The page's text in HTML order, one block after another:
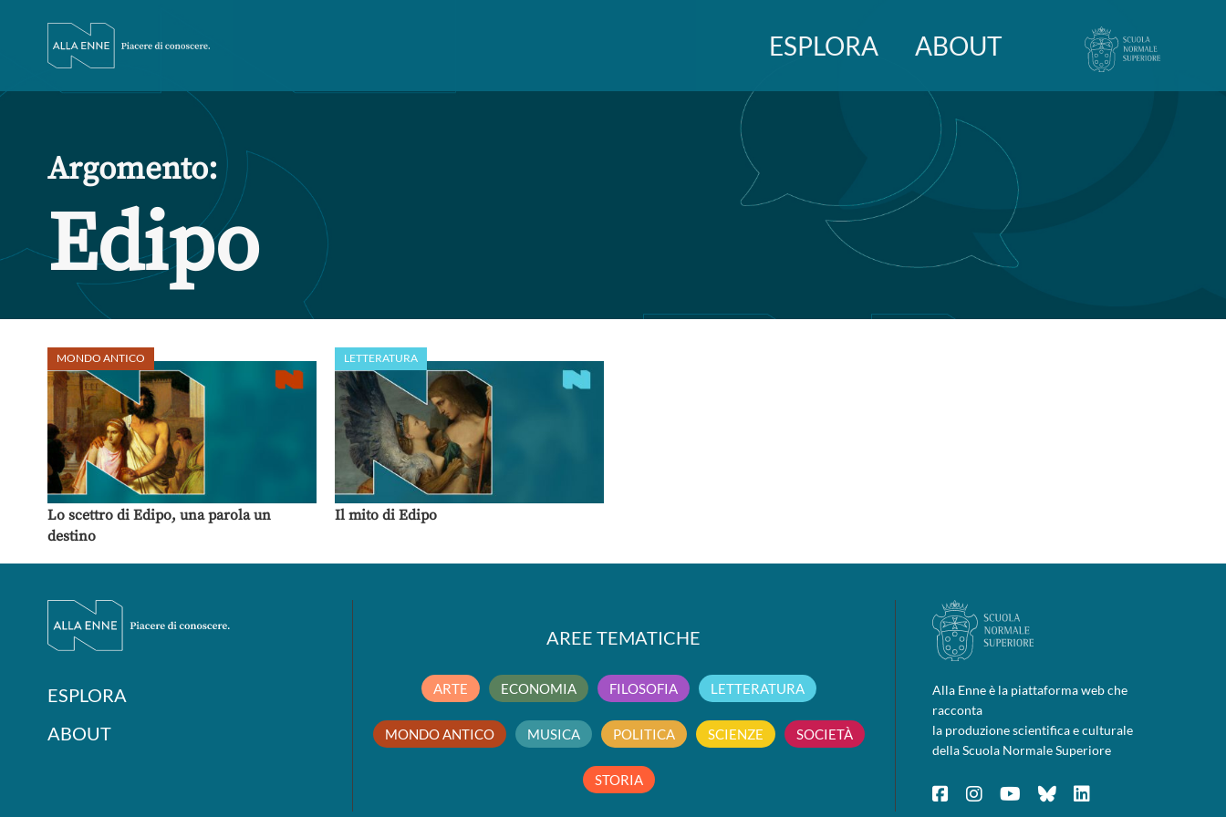
ESPLORA ABOUT
Argomento:
Edipo
MONDO ANTICO
Lo scettro di Edipo, una parola un
destino
LETTERATURA
Il mito di Edipo
ESPLORA
ABOUT
AREE TEMATICHE
ARTE ECONOMIA FILOSOFIA LETTERATURA
MONDO ANTICO MUSICA POLITICA SCIENZE SOCIETÀ
STORIA
Alla Enne è la piattaforma web che
racconta
la produzione scientifica e culturale
della Scuola Normale Superiore